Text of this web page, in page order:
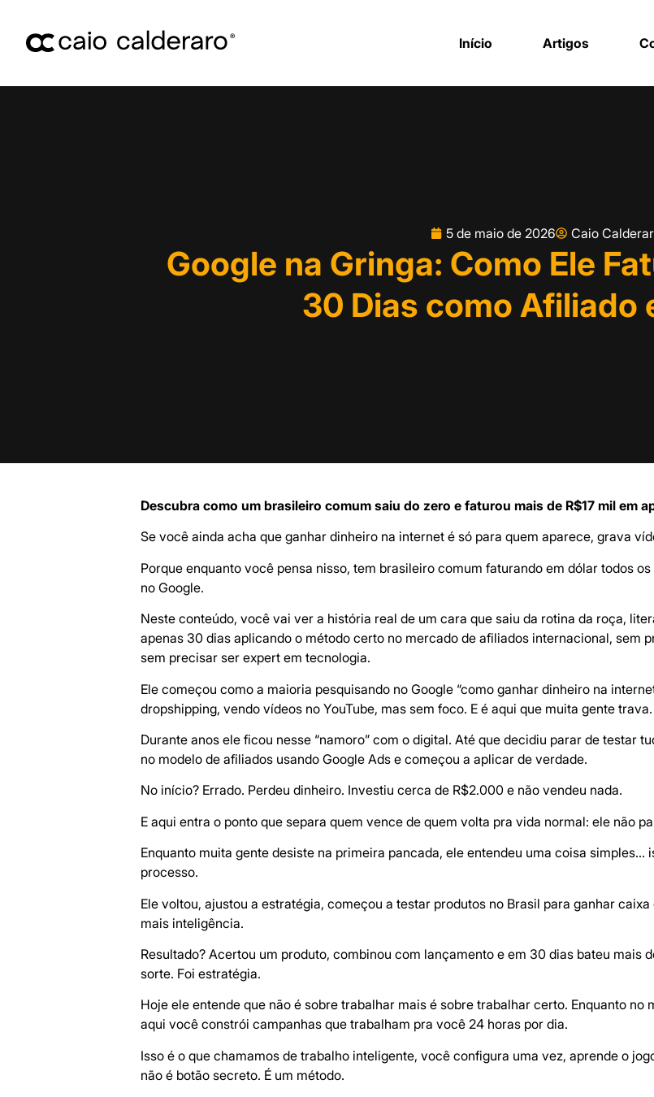
Início Artigos
5 de maio de 2026 Caio
Google na Gringa: Como Ele
30 Dias como Afiliado
Descubra como um brasileiro comum saiu do zero e faturou mais de R$17 mil em
Se você ainda acha que ganhar dinheiro na internet é só para quem aparece, grava
Porque enquanto você pensa nisso, tem brasileiro comum faturando em dólar todos
no Google.
Neste conteúdo, você vai ver a história real de um cara que saiu da rotina da roça,
apenas 30 dias aplicando o método certo no mercado de afiliados internacional, sem
sem precisar ser expert em tecnologia.
Ele começou como a maioria pesquisando no Google “como ganhar dinheiro na
dropshipping, vendo vídeos no YouTube, mas sem foco. E é aqui que muita gente
Durante anos ele ficou nesse “namoro” com o digital. Até que decidiu parar de testar
no modelo de afiliados usando Google Ads e começou a aplicar de verdade.
No início? Errado. Perdeu dinheiro. Investiu cerca de R$2.000 e não vendeu nada.
E aqui entra o ponto que separa quem vence de quem volta pra vida normal: ele não
Enquanto muita gente desiste na primeira pancada, ele entendeu uma coisa simples…
processo.
Ele voltou, ajustou a estratégia, começou a testar produtos no Brasil para ganhar
mais inteligência.
Resultado? Acertou um produto, combinou com lançamento e em 30 dias bateu mais
sorte. Foi estratégia.
Hoje ele entende que não é sobre trabalhar mais é sobre trabalhar certo. Enquanto
aqui você constrói campanhas que trabalham pra você 24 horas por dia.
Isso é o que chamamos de trabalho inteligente, você configura uma vez, aprende o
não é botão secreto. É um método.